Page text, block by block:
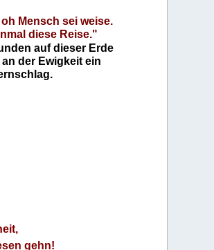
Mensch sei weise.
diese Reise."
auf dieser Erde
der Ewigkeit ein
gehn!